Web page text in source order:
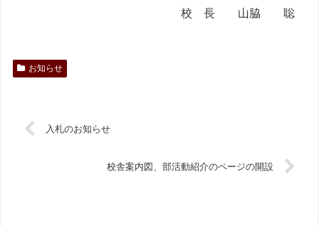
校 長 山脇 聡
お知らせ
入札のお知らせ
校舎案内図、部活動紹介のページの開設